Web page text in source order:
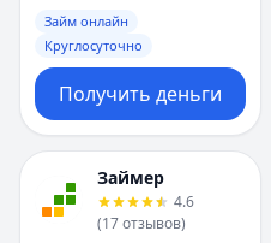
Займ онлайн
Круглосуточно
Получить деньги
Займер
4.6
(17отзывов)